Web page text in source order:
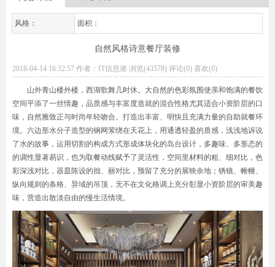
风格： 面积：
自然风格诗意餐厅装修
2018-04-14 16:32:57 作者：IT信息港 浏览(43578) 评论(0) 喜欢(0)
山外青山楼外楼，西湖歌舞几时休。大自然的色彩氛围使亲和饱满的餐饮
空间平添了一丝情趣，品质感与丰富度造就的混合性格尤其适合小资阶层的口
味，自然雅致正与时尚年轻吻合。打造出丰富、明快且充满力量的自助就餐环
境。六边形水分子造型的钢网萦绕在天花上，用通透轻盈的质感，浅浅地诉说
了水的故事，运用切割的构成方式形成体块化的岛台设计，多趣味、多形态的
的调性显著易识，也为取餐动线赋予了灵活性，空间里材料的粗、细对比，色
彩深浅对比，器皿陈设的拙、丽对比，预留了充分的展映余地；锈镜、帷幔、
纵向规则的条格、异域的吊顶，无不在文化格调上充分彰显小资阶层的审美趣
味，营造出散淡自由的慢生活情境。